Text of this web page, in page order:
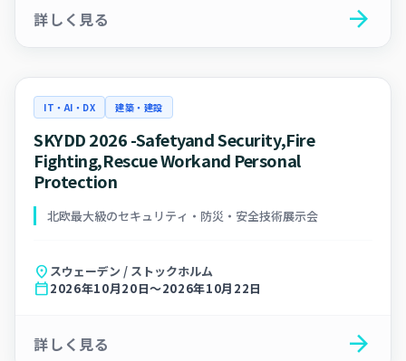
詳しく見る arrow_forward
IT・AI・DX 建築・建設
SKYDD 2026 -Safetyand Security,Fire
Fighting,Rescue Workand Personal
Protection
北欧最大級のセキュリティ・防災・安全技術展示会
location_on スウェーデン / ストックホルム
calendar_today2026年10月20日～2026年10月22日
詳しく見る arrow_forward